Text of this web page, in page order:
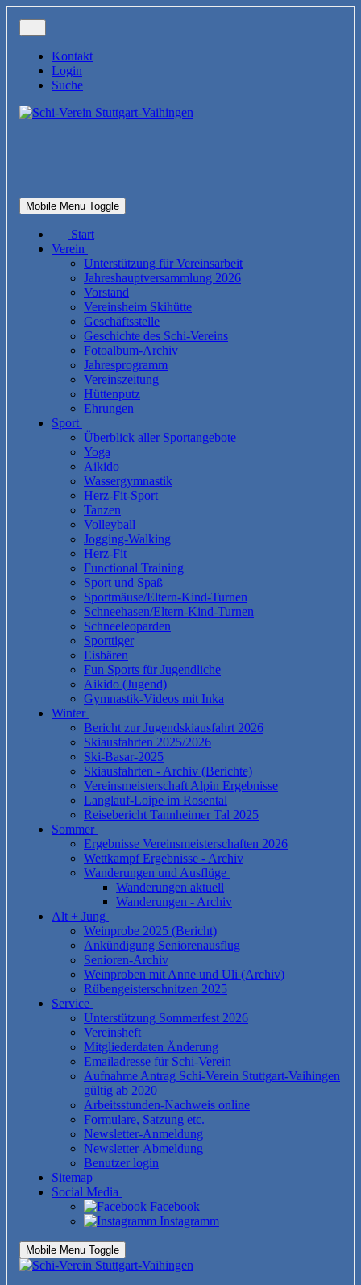
Kontakt
Login
Suche
Mobile Menu Toggle
Start
Verein
Unterstützung für Vereinsarbeit
Jahreshauptversammlung 2026
Vorstand
Vereinsheim Skihütte
Geschäftsstelle
Geschichte des Schi-Vereins
Fotoalbum-Archiv
Jahresprogramm
Vereinszeitung
Hüttenputz
Ehrungen
Sport
Überblick aller Sportangebote
Yoga
Aikido
Wassergymnastik
Herz-Fit-Sport
Tanzen
Volleyball
Jogging-Walking
Herz-Fit
Functional Training
Sport und Spaß
Sportmäuse/Eltern-Kind-Turnen
Schneehasen/Eltern-Kind-Turnen
Schneeleoparden
Sporttiger
Eisbären
Fun Sports für Jugendliche
Aikido (Jugend)
Gymnastik-Videos mit Inka
Winter
Bericht zur Jugendskiausfahrt 2026
Skiausfahrten 2025/2026
Ski-Basar-2025
Skiausfahrten - Archiv (Berichte)
Vereinsmeisterschaft Alpin Ergebnisse
Langlauf-Loipe im Rosental
Reisebericht Tannheimer Tal 2025
Sommer
Ergebnisse Vereinsmeisterschaften 2026
Wettkampf Ergebnisse - Archiv
Wanderungen und Ausflüge
Wanderungen aktuell
Wanderungen - Archiv
Alt + Jung
Weinprobe 2025 (Bericht)
Ankündigung Seniorenausflug
Senioren-Archiv
Weinproben mit Anne und Uli (Archiv)
Rübengeisterschnitzen 2025
Service
Unterstützung Sommerfest 2026
Vereinsheft
Mitgliederdaten Änderung
Emailadresse für Schi-Verein
Aufnahme Antrag Schi-Verein Stuttgart-Vaihingen
gültig ab 2020
Arbeitsstunden-Nachweis online
Formulare, Satzung etc.
Newsletter-Anmeldung
Newsletter-Abmeldung
Benutzer login
Sitemap
Social Media
Facebook
Instagramm
Mobile Menu Toggle